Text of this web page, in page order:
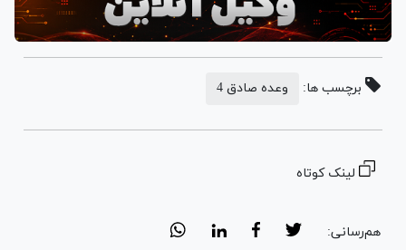
برچسب ها: وعده صادق 4
لینک کوتاه
هم‌رسانی: